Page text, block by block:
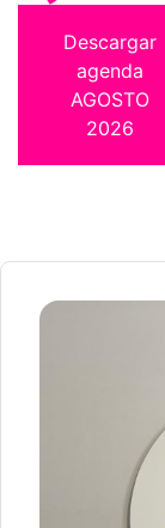
Descargar
agenda
AGOSTO
2026